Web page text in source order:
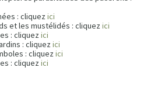
: cliquezici
et les mustélidés : cliquezici
: cliquezici
: cliquezici
: cliquezici
: cliquezici